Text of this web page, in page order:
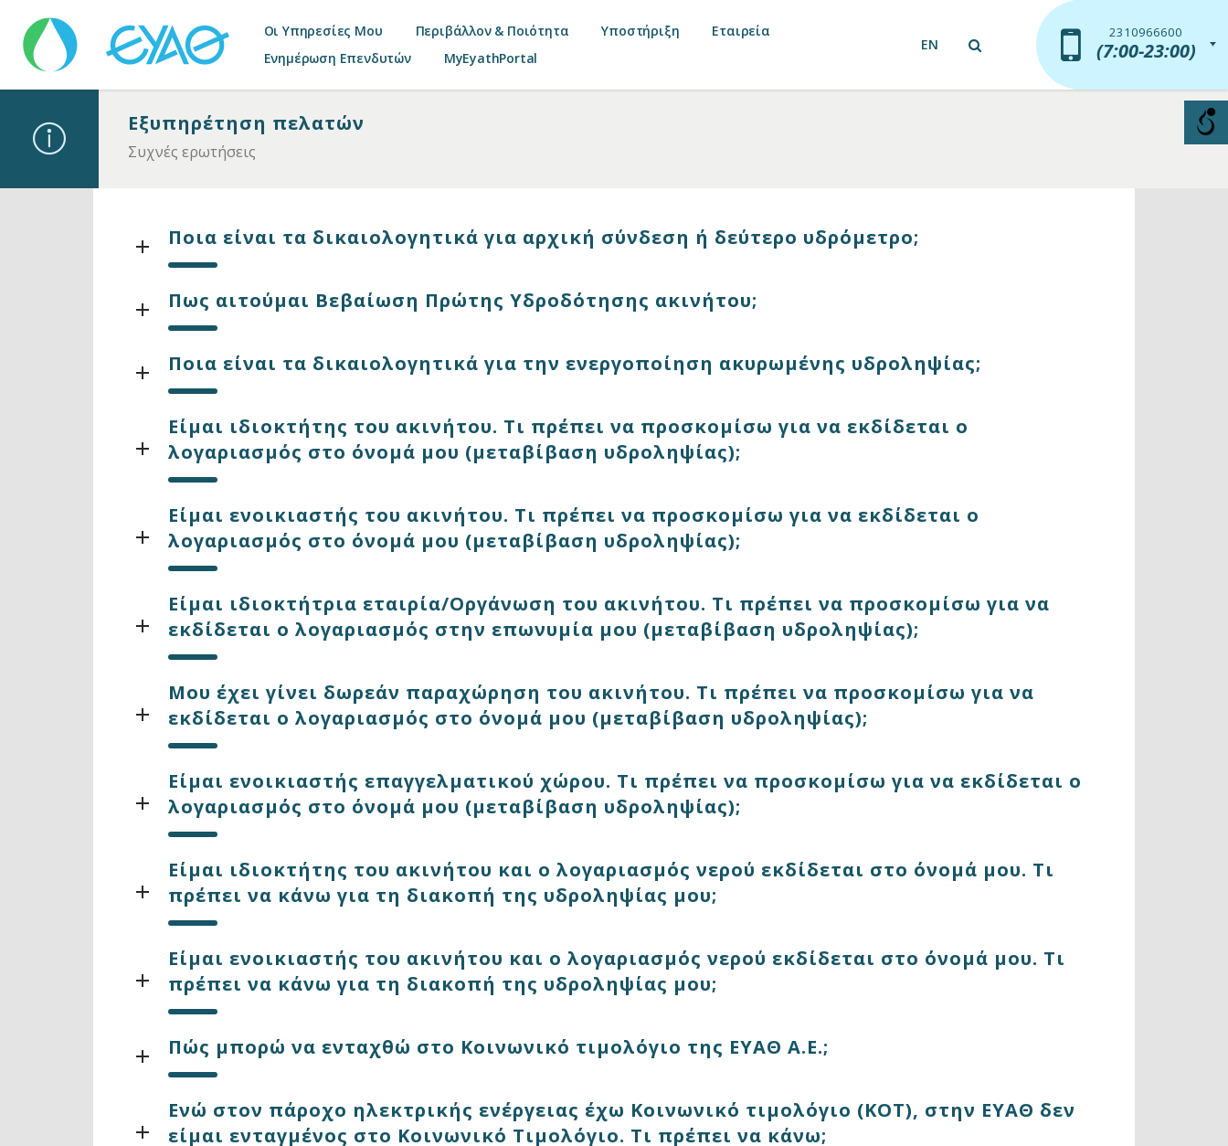
Οι Υπηρεσίες Μου Περιβάλλον & Ποιότητα Υποστήριξη
Εταιρεία
Ενημέρωση Επενδυτών
MyEyathPortal
EN
2310966600
(7:00-23:00)
2310966600
(7:00-23:00)
Εξυπηρέτηση πελατών
Συχνές ερωτήσεις
Ποια είναι τα δικαιολογητικά για αρχική σύνδεση ή δεύτερο υδρόμετρο;
Πως αιτούμαι Βεβαίωση Πρώτης Υδροδότησης ακινήτου;
Ποια είναι τα δικαιολογητικά για την ενεργοποίηση ακυρωμένης υδροληψίας;
Είμαι ιδιοκτήτης του ακινήτου. Τι πρέπει να προσκομίσω για να εκδίδεται ο
λογαριασμός στο όνομά μου (μεταβίβαση υδροληψίας);
Είμαι ενοικιαστής του ακινήτου. Τι πρέπει να προσκομίσω για να εκδίδεται ο
λογαριασμός στο όνομά μου (μεταβίβαση υδροληψίας);
Είμαι ιδιοκτήτρια εταιρία/Οργάνωση του ακινήτου. Τι πρέπει να προσκομίσω για να
εκδίδεται ο λογαριασμός στην επωνυμία μου (μεταβίβαση υδροληψίας);
Μου έχει γίνει δωρεάν παραχώρηση του ακινήτου. Τι πρέπει να προσκομίσω για να
εκδίδεται ο λογαριασμός στο όνομά μου (μεταβίβαση υδροληψίας);
Είμαι ενοικιαστής επαγγελματικού χώρου. Τι πρέπει να προσκομίσω για να εκδίδεται ο
λογαριασμός στο όνομά μου (μεταβίβαση υδροληψίας);
Είμαι ιδιοκτήτης του ακινήτου και ο λογαριασμός νερού εκδίδεται στο όνομά μου. Τι
πρέπει να κάνω για τη διακοπή της υδροληψίας μου;
Είμαι ενοικιαστής του ακινήτου και ο λογαριασμός νερού εκδίδεται στο όνομά μου. Τι
πρέπει να κάνω για τη διακοπή της υδροληψίας μου;
Πώς μπορώ να ενταχθώ στο Κοινωνικό τιμολόγιο της ΕΥΑΘ Α.Ε.;
Ενώ στον πάροχο ηλεκτρικής ενέργειας έχω Κοινωνικό τιμολόγιο (ΚΟΤ), στην ΕΥΑΘ δεν
είμαι ενταγμένος στο Κοινωνικό Τιμολόγιο. Τι πρέπει να κάνω;